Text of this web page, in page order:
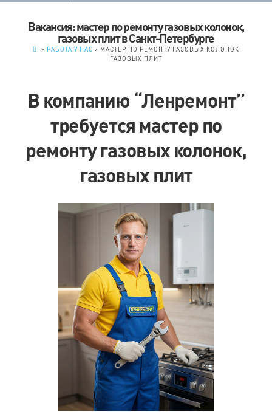
Вакансия: мастер по ремонту газовых колонок,
газовых плит в Санкт-Петербурге
> РАБОТА У НАС > МАСТЕР ПО РЕМОНТУ ГАЗОВЫХ КОЛОНОК
ГАЗОВЫХ ПЛИТ
В компанию “Ленремонт”
требуется мастер по
ремонту газовых колонок,
газовых плит